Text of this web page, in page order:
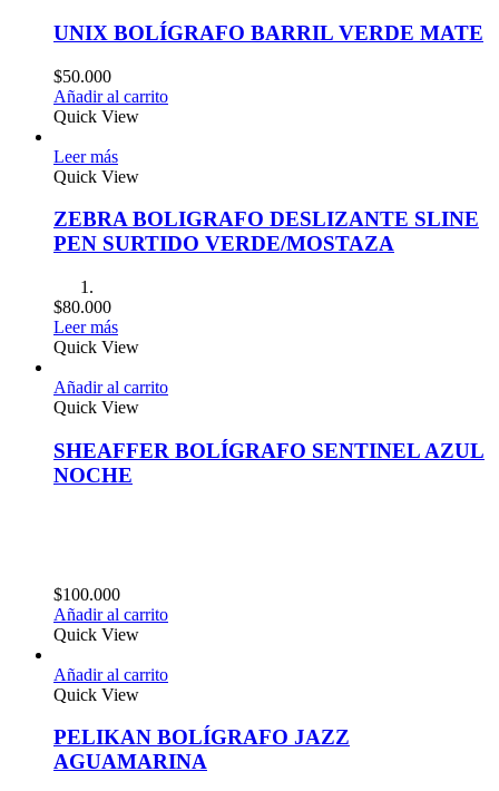
UNIX BOLÍGRAFO BARRIL VERDE MATE
$50.000
Añadir al carrito
Quick View
Leer más
Quick View
ZEBRA BOLIGRAFO DESLIZANTE SLINE
PEN SURTIDO VERDE/MOSTAZA
$80.000
Leer más
Quick View
Añadir al carrito
Quick View
SHEAFFER BOLÍGRAFO SENTINEL AZUL
NOCHE
$100.000
Añadir al carrito
Quick View
Añadir al carrito
Quick View
PELIKAN BOLÍGRAFO JAZZ
AGUAMARINA